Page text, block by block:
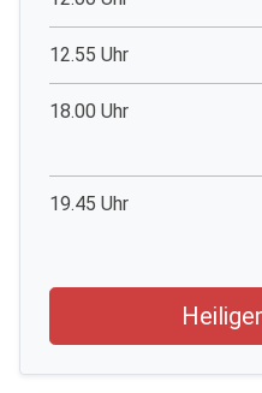
12.55 Uhr
18.00 Uhr
19.45 Uhr